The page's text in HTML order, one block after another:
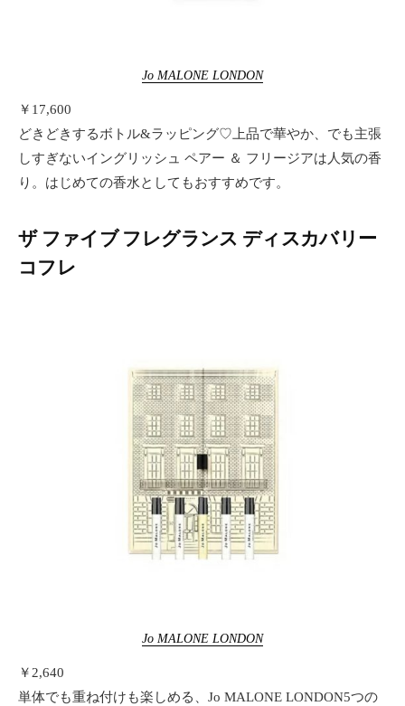
Jo MALONE LONDON
￥17,600
どきどきするボトル&ラッピング♡上品で華やか、でも主張
しすぎないイングリッシュ ペアー ＆ フリージアは人気の香
り。はじめての香水としてもおすすめです。
ザ ファイブ フレグランス ディスカバリー
コフレ
Jo MALONE LONDON
￥2,640
単体でも重ね付けも楽しめる、Jo MALONE LONDON5つの